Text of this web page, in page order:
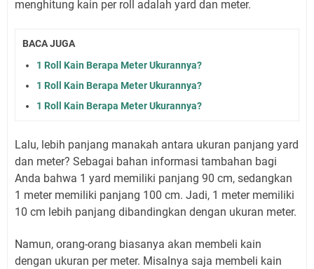
menghitung kain per roll adalah yard dan meter.
BACA JUGA
1 Roll Kain Berapa Meter Ukurannya?
1 Roll Kain Berapa Meter Ukurannya?
1 Roll Kain Berapa Meter Ukurannya?
Lalu, lebih panjang manakah antara ukuran panjang yard
dan meter? Sebagai bahan informasi tambahan bagi
Anda bahwa 1 yard memiliki panjang 90 cm, sedangkan
1 meter memiliki panjang 100 cm. Jadi, 1 meter memiliki
10 cm lebih panjang dibandingkan dengan ukuran meter.
Namun, orang-orang biasanya akan membeli kain
dengan ukuran per meter. Misalnya saja membeli kain